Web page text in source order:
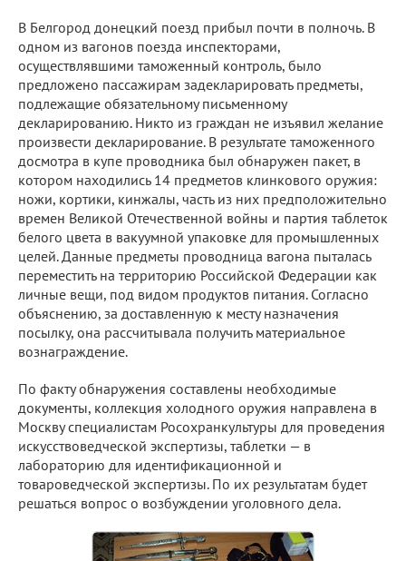
В Белгород донецкий поезд прибыл почти в полночь. В
одном из вагонов поезда инспекторами,
осуществлявшими таможенный контроль, было
предложено пассажирам задекларировать предметы,
подлежащие обязательному письменному
декларированию. Никто из граждан не изъявил желание
произвести декларирование. В результате таможенного
досмотра в купе проводника был обнаружен пакет, в
котором находились 14 предметов клинкового оружия:
ножи, кортики, кинжалы, часть из них предположительно
времен Великой Отечественной войны и партия таблеток
белого цвета в вакуумной упаковке для промышленных
целей. Данные предметы проводница вагона пыталась
переместить на территорию Российской Федерации как
личные вещи, под видом продуктов питания. Согласно
объяснению, за доставленную к месту назначения
посылку, она рассчитывала получить материальное
вознаграждение.
По факту обнаружения составлены необходимые
документы, коллекция холодного оружия направлена в
Москву специалистам Росохранкультуры для проведения
искусствоведческой экспертизы, таблетки — в
лабораторию для идентификационной и
товароведческой экспертизы. По их результатам будет
решаться вопрос о возбуждении уголовного дела.